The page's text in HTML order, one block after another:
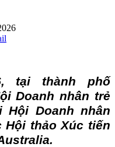
tại thành phố
Doanh nhân trẻ
Hội Doanh nhân
Hội thảo Xúc tiến